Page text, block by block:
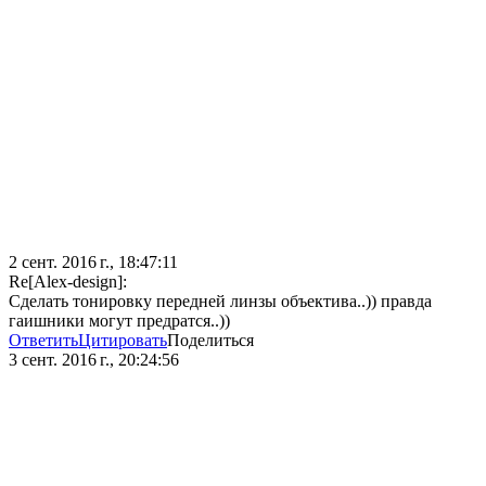
2 сент. 2016 г., 18:47:11
Re[Alex-design]:
Сделать тонировку передней линзы объектива..)) правда
гаишники могут предратся..))
ОтветитьЦитироватьПоделиться
3 сент. 2016 г., 20:24:56